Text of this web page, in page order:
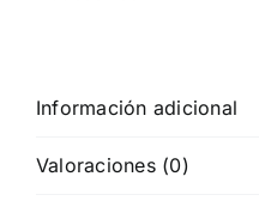
Información adicional
Valoraciones (0)